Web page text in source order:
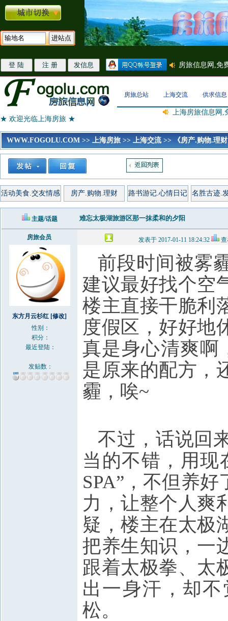
房旅总站 上海交流 供求信息
★ 欢迎光临上海房旅 ★
上海房旅信息网,
WWW.FOGOLU.COM >> 上海房旅 >> 上海交流>> 《房产.购物.理
活动美食.交友情感 房产.购物.理财 路书游记.心情日记 名胜古迹.
主题/话题 难忘太极湖旅游区那一抹柔和的夕阳
房旅会员 发表于 2017-01-11 18:24:32
东方月云杉红 [修改]
性别：
积分：
最近登陆：
发贴数：
前段时间被雾
建议最好找个空
楼主直接干脆利
度假区，好好地
真是身心清爽啊
是原来的配方，
霾，唉~
不过，话说回
当的不错，用现
SPA”，不但养
力，让整个人爽
疑，楼主在太极
把养生知识，一
跟着太极拳、太
出一身汗，却
松。